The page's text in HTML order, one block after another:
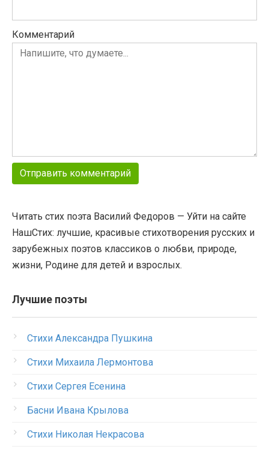
Комментарий
Читать стих поэта Василий Федоров — Уйти на сайте
НашСтих: лучшие, красивые стихотворения русских и
зарубежных поэтов классиков о любви, природе,
жизни, Родине для детей и взрослых.
Лучшие поэты
Стихи Александра Пушкина
Стихи Михаила Лермонтова
Стихи Сергея Есенина
Басни Ивана Крылова
Стихи Николая Некрасова